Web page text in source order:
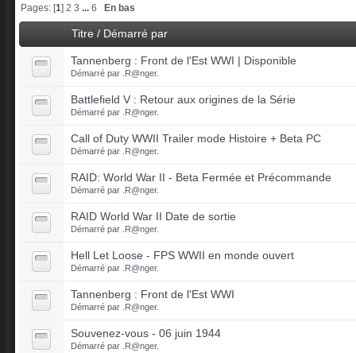
Pages: [1] 2 3 ...6 En bas
Titre/ Démarré par
Tannenberg : Front de l'Est WWI | Disponible
Démarré par .R@nger.
Battlefield V : Retour aux origines de la Série
Démarré par .R@nger.
Call of Duty WWII Trailer mode Histoire + Beta PC
Démarré par .R@nger.
RAID: World War II - Beta Fermée et Précommande
Démarré par .R@nger.
RAID World War II Date de sortie
Démarré par .R@nger.
Hell Let Loose - FPS WWII en monde ouvert
Démarré par .R@nger.
Tannenberg : Front de l'Est WWI
Démarré par .R@nger.
Souvenez-vous - 06 juin 1944
Démarré par .R@nger.